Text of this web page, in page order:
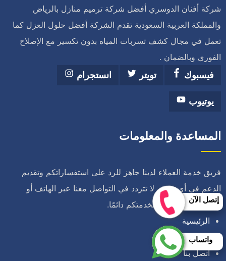
شركة أفنان الدوسري أفضل شركة ترميم منازل بالرياض
والمملكة العربية السعودية تقدم الشركة أفضل حلول العزل كما
تعمل في مجال كشف تسربات المياه بدون تكسير مع الإصلاح
الفوري وبالضمان .
فيسبوك
تويتر انستجرام
يوتيوب
المساعدة والمعلومات
فريق خدمة العملاء لدينا جاهز للرد على استفساراتكم وتقديم
الدعم في أي وقت. لا تتردد في التواصل معنا عبر الهاتف أو
الواتساب – نحن هنا لخدمتكم دائمًا.
الرئيسية
من نحن
اتصل بنا
واتساب
إتصل الآن